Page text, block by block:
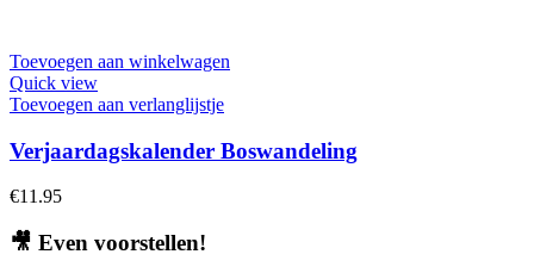
Toevoegen aan winkelwagen
Quick view
Toevoegen aan verlanglijstje
Verjaardagskalender Boswandeling
€11.95
🎥 Even voorstellen!